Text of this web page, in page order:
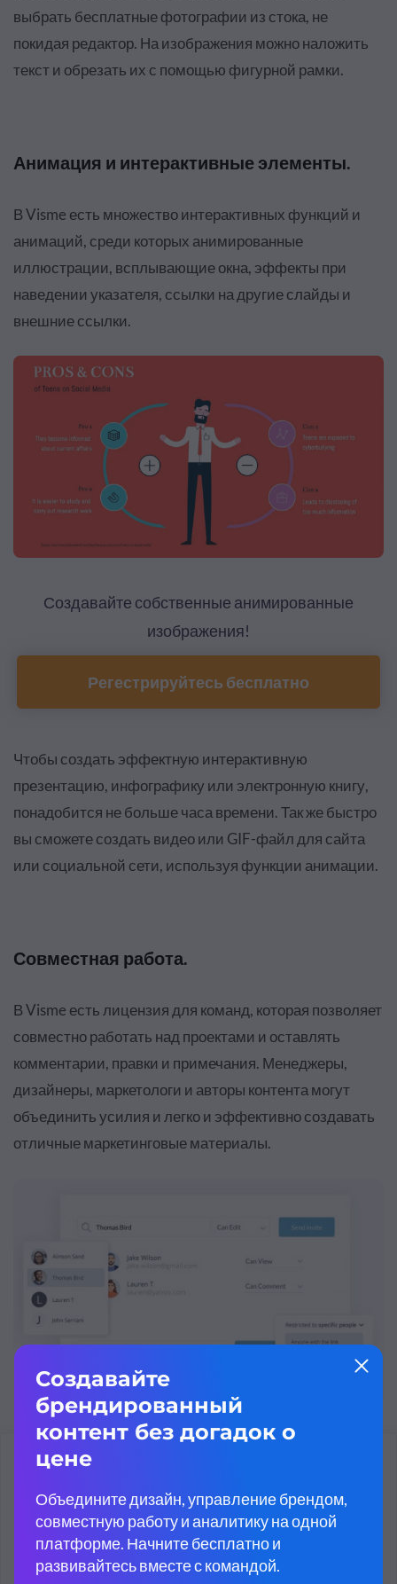
выбрать бесплатные фотографии из стока, не
покидая редактор. На изображения можно наложить
текст и обрезать их с помощью фигурной рамки.
Анимация и интерактивные элементы.
В Visme есть множество интерактивных функций и
анимаций, среди которых анимированные
иллюстрации, всплывающие окна, эффекты при
наведении указателя, ссылки на другие слайды и
внешние ссылки.
Создавайте собственные анимированные
изображения!
Регестрируйтесь бесплатно
Чтобы создать эффектную интерактивную
презентацию, инфографику или электронную книгу,
понадобится не больше часа времени. Так же быстро
вы сможете создать видео или GIF-файл для сайта
или социальной сети, используя функции анимации.
Совместная работа.
В Visme есть лицензия для команд, которая позволяет
совместно работать над проектами и оставлять
комментарии, правки и примечания. Менеджеры,
дизайнеры, маркетологи и авторы контента могут
объединить усилия и легко и эффективно создавать
отличные маркетинговые материалы.